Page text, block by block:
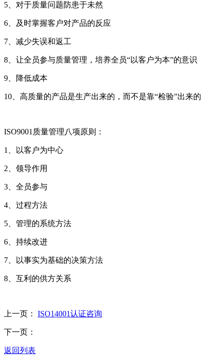
5、对于质量问题防患于未然
6、及时掌握客户对产品的反应
7、减少失误和返工
8、让全员参与质量管理，培养全员“以客户为本”的意识
9、降低成本
10、高质量的产品是生产出来的，而不是靠“检验”出来的
ISO9001质量管理八项原则：
1、以客户为中心
2、领导作用
3、全员参与
4、过程方法
5、管理的系统方法
6、持续改进
7、以事实为基础的决策方法
8、互利的供方关系
上一页： ISO14001认证咨询
下一页：
返回列表